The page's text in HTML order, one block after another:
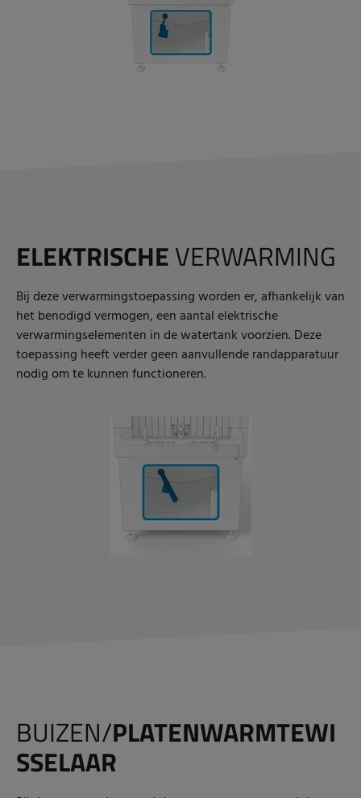
ELEKTRISCHEVERWARMING
Bij deze verwarmingstoepassing worden er, afhankelijk van
het benodigd vermogen, een aantal elektrische
verwarmingselementen in de watertank voorzien. Deze
toepassing heeft verder geen aanvullende randapparatuur
nodig om te kunnen functioneren.
BUIZEN/PLATENWARMTEWI
SSELAAR